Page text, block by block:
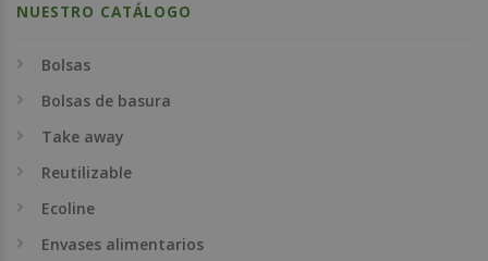
NUESTRO CATÁLOGO
Bolsas
Bolsas de basura
Take away
Reutilizable
Ecoline
Envases alimentarios